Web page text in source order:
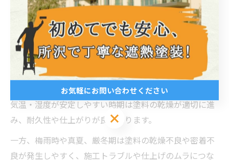
になる理由
外壁塗装の品質は季節選びで大きく変わる
外壁塗装の品質は、選ぶ季節によって大きく左右されま
す。特に埼玉県は気温や湿度の変動が大きく、季節ごと
の気候特性を把握することが重要です。春や秋といった
気温・湿度が安定しやすい時期は塗料の乾燥が適切に進
み、耐久性や仕上がりが良くなります。
一方、梅雨時や真夏、厳冬期は塗料の乾燥不良や密着不
良が発生しやすく、施工トラブルや仕上げのムラにつな
お気軽にお問い合わせください
お気軽にお問い合わせください